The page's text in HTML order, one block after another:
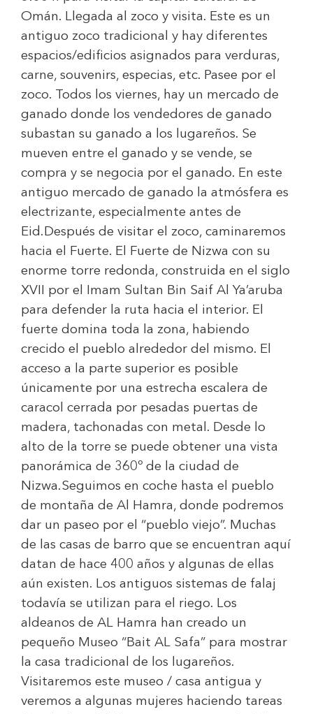
Omán. Llegada al zoco y visita. Este es un
antiguo zoco tradicional y hay diferentes
espacios/edificios asignados para verduras,
carne, souvenirs, especias, etc. Pasee por el
zoco. Todos los viernes, hay un mercado de
ganado donde los vendedores de ganado
subastan su ganado a los lugareños. Se
mueven entre el ganado y se vende, se
compra y se negocia por el ganado. En este
antiguo mercado de ganado la atmósfera es
electrizante, especialmente antes de
Eid.Después de visitar el zoco, caminaremos
hacia el Fuerte. El Fuerte de Nizwa con su
enorme torre redonda, construida en el siglo
XVII por el Imam Sultan Bin Saif Al Ya’aruba
para defender la ruta hacia el interior. El
fuerte domina toda la zona, habiendo
crecido el pueblo alrededor del mismo. El
acceso a la parte superior es posible
únicamente por una estrecha escalera de
caracol cerrada por pesadas puertas de
madera, tachonadas con metal. Desde lo
alto de la torre se puede obtener una vista
panorámica de 360º de la ciudad de
Nizwa.Seguimos en coche hasta el pueblo
de montaña de Al Hamra, donde podremos
dar un paseo por el “pueblo viejo”. Muchas
de las casas de barro que se encuentran aquí
datan de hace 400 años y algunas de ellas
aún existen. Los antiguos sistemas de falaj
todavía se utilizan para el riego. Los
aldeanos de AL Hamra han creado un
pequeño Museo “Bait AL Safa” para mostrar
la casa tradicional de los lugareños.
Visitaremos este museo / casa antigua y
veremos a algunas mujeres haciendo tareas